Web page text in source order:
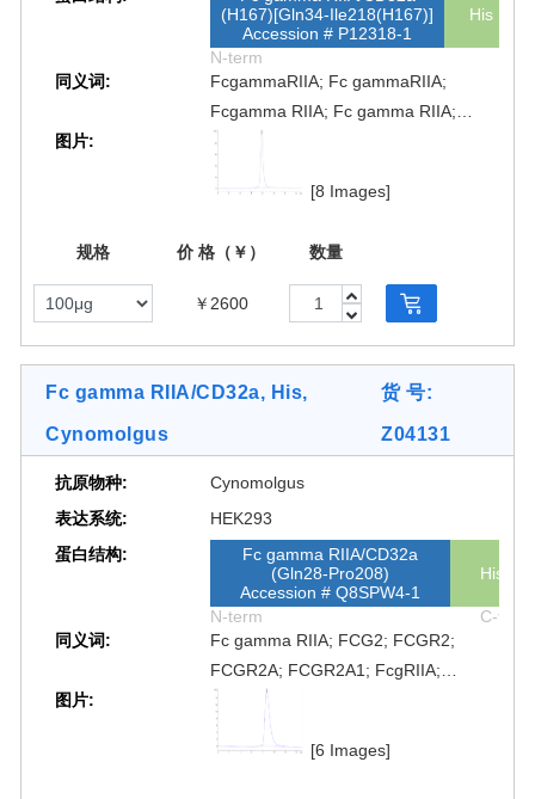
(H167)[Gln34-Ile218(H167)]
Accession # P12318-1
His
N-term
同义词:
FcgammaRIIA; Fc gammaRIIA;
Fcgamma RIIA; Fc gamma RIIA;
FcγRIIA; Fc γRIIA; Fcγ RIIA; Fc γ
RIIA; FcgRIIA; Fc gRIIA; Fcg RIIA; Fc
g RIIA; FCG2; FCGR2; FCGR2A;
CD32A
图片:
[8 Images]
规格 价 格（￥） 数量
￥2600
Fc gamma RIIA/CD32a, His,
Cynomolgus
货 号:
Z04131
抗原物种:
Cynomolgus
表达系统:
HEK293
蛋白结构:
Fc gamma RIIA/CD32a
(Gln28-Pro208)
Accession # Q8SPW4-1
His
N-term
C-term
同义词:
Fc gamma RIIA; FCG2; FCGR2;
FCGR2A; FCGR2A1; FcgRIIA;
FCRIIA; fcRII-a; FCG2; CD32A;
FcγRIIA; Fc γRIIA; Fcγ RIIA; Fc γ RIIA
图片:
[6 Images]